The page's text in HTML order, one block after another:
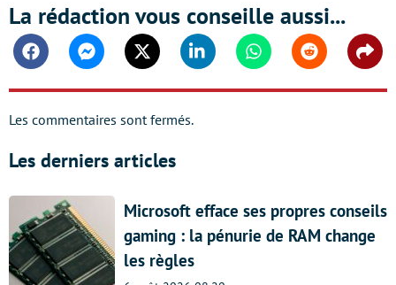
La rédaction vous conseille aussi...
FacebookMessengerTwitter Linkedin WhatsappReddit
Les commentaires sont fermés.
Les derniers articles
Microsoft efface ses propres conseils
gaming : la pénurie de RAM change
les règles